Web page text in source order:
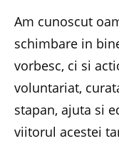
Am cunoscut
schimbare in
vorbesc, ci si
voluntariat,
stapan, ajuta si
viitorul acestei